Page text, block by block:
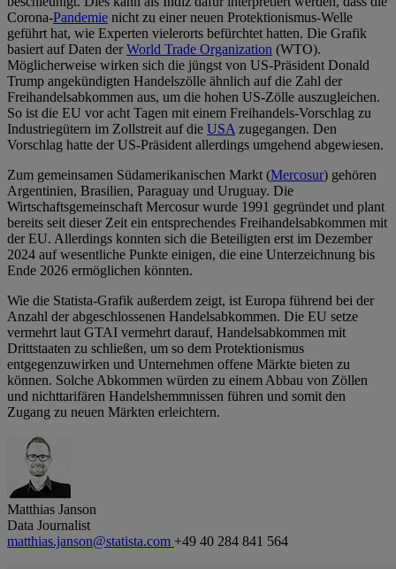
Corona-Pandemie nicht zu einer neuen Protektionismus-Welle
geführt hat, wie Experten vielerorts befürchtet hatten. Die Grafik
basiert auf Daten derWorld Trade Organization (WTO).
Möglicherweise wirken sich die jüngst von US-Präsident Donald
Trump angekündigten Handelszölle ähnlich auf die Zahl der
Freihandelsabkommen aus, um die hohen US-Zölle auszugleichen.
So ist die EU vor acht Tagen mit einem Freihandels-Vorschlag zu
Industriegütern im Zollstreit auf die USAzugegangen. Den
Vorschlag hatte der US-Präsident allerdings umgehend abgewiesen.
Zum gemeinsamen Südamerikanischen Markt (Mercosur) gehören
Argentinien, Brasilien, Paraguay und Uruguay. Die
Wirtschaftsgemeinschaft Mercosur wurde 1991 gegründet und plant
bereits seit dieser Zeit ein entsprechendes Freihandelsabkommen mit
der EU. Allerdings konnten sich die Beteiligten erst im Dezember
2024 auf wesentliche Punkte einigen, die eine Unterzeichnung bis
Ende 2026 ermöglichen könnten.
Wie die Statista-Grafik außerdem zeigt, ist Europa führend bei der
Anzahl der abgeschlossenen Handelsabkommen. Die EU setze
vermehrt laut GTAI vermehrt darauf, Handelsabkommen mit
Drittstaaten zu schließen, um so dem Protektionismus
entgegenzuwirken und Unternehmen offene Märkte bieten zu
können. Solche Abkommen würden zu einem Abbau von Zöllen
und nichttarifären Handelshemmnissen führen und somit den
Zugang zu neuen Märkten erleichtern.
Matthias Janson
Data Journalist
matthias.janson@statista.com +49 40 284 841 564